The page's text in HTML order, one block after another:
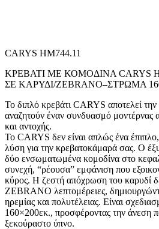
CARYS HM744.11
ΚΡΕΒΑΤΙ ΜΕ ΚΟΜΟΔΙΝΑ CARYS
ΣΕ ΚΑΡΥΔΙ/ZEBRANO–ΣΤΡΩΜΑ
Το διπλό κρεβάτι CARYS αποτελεί την
αναζητούν έναν συνδυασμό μοντέρνας
και αντοχής.
Το CARYS δεν είναι απλώς ένα
λύση για την κρεβατοκάμαρά σας. Ο
δύο ενσωματωμένα κομοδίνα στο
συνεχή, “ρέουσα” εμφάνιση που
κύρος. Η ζεστή απόχρωση του καρυδί
ZEBRANO λεπτομέρειες,
ηρεμίας και πολυτέλειας. Είναι
160×200εκ., προσφέροντας την άνεση
ξεκούραστο ύπνο.